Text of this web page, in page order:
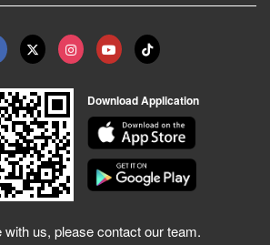
Download Application
with us, please contact our team.